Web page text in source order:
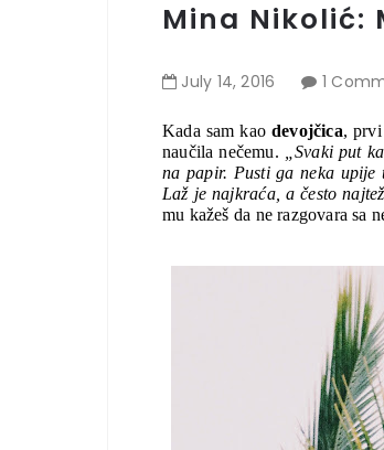
Mina Nikolić:
July 14,2016 1
Kada sam kao devojčica,
naučila nečemu. „Svaki put
na papir. Pusti ga neka
Laž je najkraća, a često
mu kažeš da ne razgovara sa